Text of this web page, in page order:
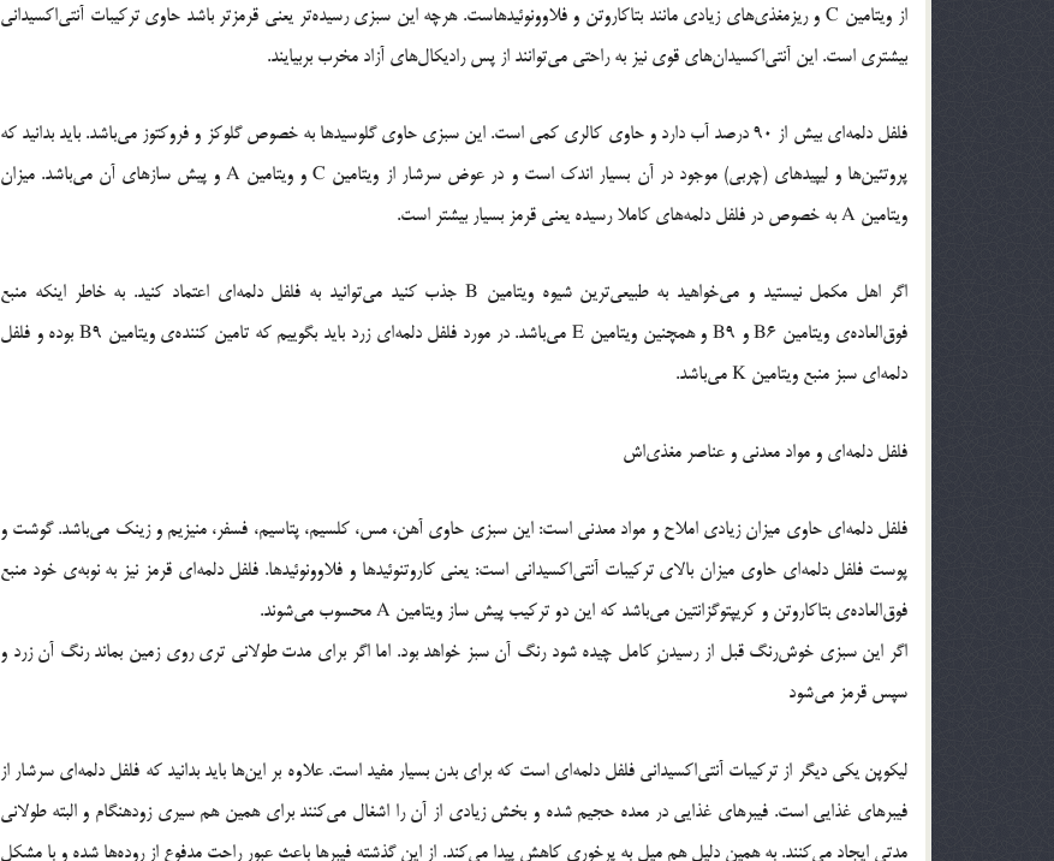
از ویتامین C و ریزمغذی‌های زیادی مانند بتاکاروتن و فلاوونوئیدهاست. هرچه این سبزی رسیده‌تر یعنی قرمزتر باشد حاوی ترکیبات آنتی‌اکسیدانی
بیشتری است. این آنتی‌اکسیدان‌های قوی نیز به راحتی می‌توانند از پس رادیکال‌های آزاد مخرب بربیایند.
فلفل دلمه‌ای بیش از 90 درصد آب دارد و حاوی کالری کمی است. این سبزی حاوی گلوسیدها به خصوص گلوکز و فروکتوز می‌باشد. باید بدانید که
پروتئین‌ها و لیپیدهای (چربی) موجود در آن بسیار اندک است و در عوض سرشار از ویتامین C و ویتامین A و پیش سازهای آن می‌باشد. میزان
ویتامین A به خصوص در فلفل دلمه‌های کاملا رسیده یعنی قرمز بسیار بیشتر است.
اگر اهل مکمل نیستید و می‌خواهید به طبیعی‌ترین شیوه ویتامین B جذب کنید می‌توانید به فلفل دلمه‌ای اعتماد کنید. به خاطر اینکه منبع
فوق‌العاده‌ی ویتامین B6 و B9 و همچنین ویتامین E می‌باشد. در مورد فلفل دلمه‌ای زرد باید بگوییم که تامین کننده‌ی ویتامین B9 بوده و فلفل
دلمه‌ای سبز منبع ویتامین K می‌باشد.
فلفل دلمه‌ای و مواد معدنی و عناصر مغذی‌اش
فلفل دلمه‌ای حاوی میزان زیادی املاح و مواد معدنی است: این سبزی حاوی آهن، مس، کلسیم، پتاسیم، فسفر، منیزیم و زینک می‌باشد. گوشت و
پوست فلفل دلمه‌ای حاوی میزان بالای ترکیبات آنتی‌اکسیدانی است: یعنی کاروتنوئیدها و فلاوونوئیدها. فلفل دلمه‌ای قرمز نیز به نوبه‌ی خود منبع
فوق‌العاده‌ی بتاکاروتن و کریپتوگزانتین می‌باشد که این دو ترکیب پیش ساز ویتامین A محسوب می‌شوند.
اگر این سبزی خوش‌رنگ قبل از رسیدنِ کامل چیده شود رنگ آن سبز خواهد بود. اما اگر برای مدت طولانی تری روی زمین بماند رنگ آن زرد و
سپس قرمز می‌شود
لیکوپن یکی دیگر از ترکیبات آنتی‌اکسیدانی فلفل دلمه‌ای است که برای بدن بسیار مفید است. علاوه بر این‌ها باید بدانید که فلفل دلمه‌ای سرشار از
فیبرهای غذایی است. فیبرهای غذایی در معده حجیم شده و بخش زیادی از آن را اشغال می‌کنند برای همین هم سیری زودهنگام و البته طولانی
مدتی ایجاد می‌کنند. به همین دلیل هم میل به پرخوری کاهش پیدا می‌کند. از این گذشته فیبرها باعث عبور راحت مدفوع از روده‌ها شده و با مشکل